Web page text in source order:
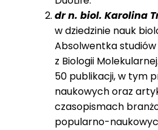
dr n. biol. Karolina
w dziedzinie nauk
Absolwentka
z Biologii
50 publikacji, w tym
naukowych oraz
czasopismach
popularno-